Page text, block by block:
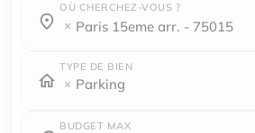
OÙ CHERCHEZ-VOUS ?
Où cherchez-vous ?
paris 15eme arr. - 75015
Où cherchez-vous ?
TYPE DE BIEN
Parking
BUDGET MAX